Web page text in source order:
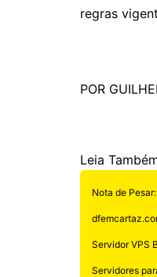
regras
POR
Leia
Nota de
Servidor VPS
Servidores